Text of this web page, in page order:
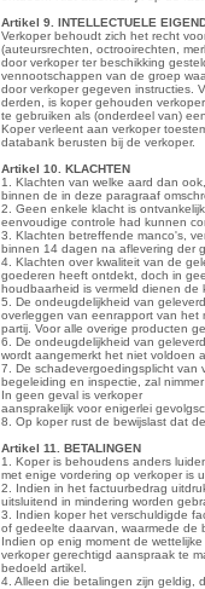
Artikel 9. INTELLECTUELE
Verkoper behoudt zich het recht
(auteursrechten, octrooirechten,
door verkoper ter beschikking
vennootschappen van de groep
door verkoper gegeven instructies.
derden, is koper gehouden
te gebruiken als (onderdeel van)
Koper verleent aan verkoper
databank berusten bij de verkoper.
Artikel 10. KLACHTEN
1. Klachten van welke aard dan
binnen de in deze paragraaf
2. Geen enkele klacht is
eenvoudige controle had kunnen
3. Klachten betreffende manco's,
binnen 14 dagen na aflevering der
4. Klachten over kwaliteit van de
goederen heeft ontdekt, doch in
houdbaarheid is vermeld dienen de
5. De ondeugdelijkheid van
overleggen van eenrapport van het
partij. Voor alle overige producten
6. De ondeugdelijkheid van
wordt aangemerkt het niet voldoen
7. De schadevergoedingsplicht van
begeleiding en inspectie, zal
In geen geval is verkoper
aansprakelijk voor enigerlei
8. Op koper rust de bewijslast dat
Artikel 11. BETALINGEN
1. Koper is behoudens anders
met enige vordering op verkoper is
2. Indien in het factuurbedrag
uitsluitend in mindering worden
3. Indien koper het verschuldigde
of gedeelte daarvan, waarmede de
Indien op enig moment de
verkoper gerechtigd aanspraak te
bedoeld artikel.
4. Alleen die betalingen zijn geldig,